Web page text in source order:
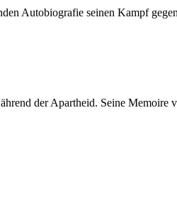
Autobiografie seinen Kampf
der Apartheid. Seine Memoire